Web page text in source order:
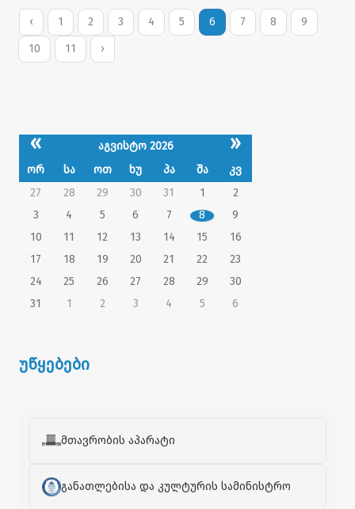
« აგვისტო 2026 »
ორ სა ოთ ხუ პა შა
კვ
27
28 29 30 31 1
2
3
4 5 6 7 8
9
10
11 12 13 14 15
16
17
18 19 20 21 22
23
24
25 26 27 28 29
30
31
1 2 3 4 5 6
უწყებები
მთავრობის აპარატი
განათლებისა და კულტურის სამინისტრო
‹ 1 2 3 4 5 6 7 8
9
10
11 ›